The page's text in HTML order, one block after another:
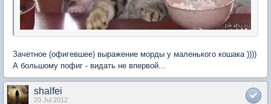
Зачетное (офигевшее) выражение морды у маленького кошака ))))
А большому пофиг - видать не впервой...
shalfei
20 Jul 2012